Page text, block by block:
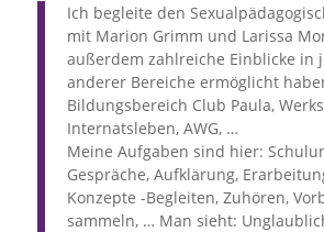
Ich begleite den
mit Marion Grimm und Larissa
außerdem zahlreiche Einblicke in
anderer Bereiche ermöglicht
Bildungsbereich Club Paula,
Internatsleben, AWG, …
Meine Aufgaben sind hier:
Gespräche, Aufklärung,
Konzepte -Begleiten, Zuhören,
sammeln, … Man sieht: